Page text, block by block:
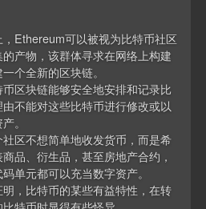
Ethereum可以被视为比特币社区
产物，该群体寻求在网络上构建
个全新的区块链。
区块链能够安全地安排和记录比
不能对这些比特币进行修改或以
。
区不想简单地收发货币，而是希
品、衍生品，甚至房地产合约，
单元都可以充当数字资产。
，比特币的某些有益特性，在转